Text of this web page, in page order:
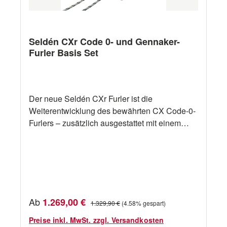
Seldén CXr Code 0- und Gennaker-
Furler Basis Set
Der neue Seldén CXr Furler ist die
Weiterentwicklung des bewährten CX Code-0-
Furlers – zusätzlich ausgestattet mit einem
unbeabsichtigt ausrollt – dies ist speziell
während des Einroll-Vorgangs hilfreich.Das
Verkaufspreis:
Ab 1.269,00 € Regulärer Preis:
1.329,90 € (4.58% gespart)
Preise inkl. MwSt. zzgl. Versandkosten